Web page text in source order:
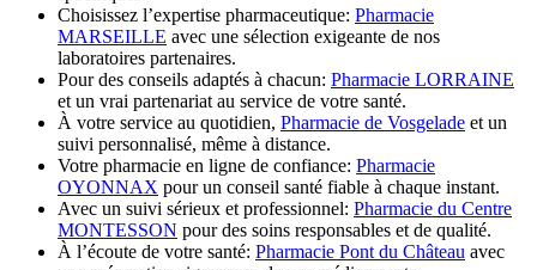
Choisissez l’expertise pharmaceutique: Pharmacie
MARSEILLE avec une sélection exigeante de nos
laboratoires partenaires.
Pour des conseils adaptés à chacun: Pharmacie LORRAINE
et un vrai partenariat au service de votre santé.
À votre service au quotidien, Pharmacie de Vosgelade et un
suivi personnalisé, même à distance.
Votre pharmacie en ligne de confiance: Pharmacie
OYONNAX pour un conseil santé fiable à chaque instant.
Avec un suivi sérieux et professionnel: Pharmacie du Centre
MONTESSON pour des soins responsables et de qualité.
À l’écoute de votre santé: Pharmacie Pont du Château avec